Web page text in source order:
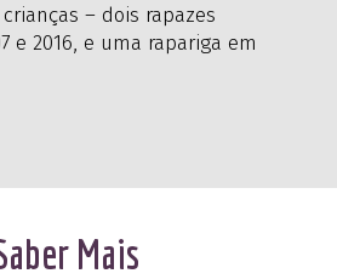
– dois rapazes
e 2016, e uma rapariga em
Mais